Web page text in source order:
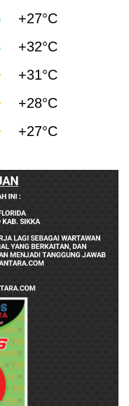
+27°C
+32°C
+31°C
+28°C
+27°C